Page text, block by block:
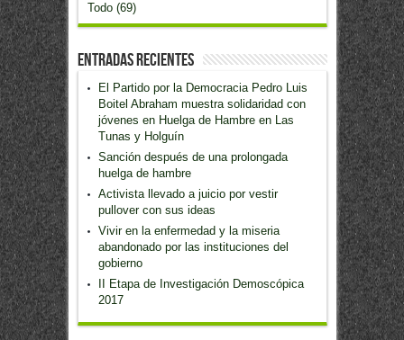
Todo (69)
Entradas recientes
El Partido por la Democracia Pedro Luis
Boitel Abraham muestra solidaridad con
jóvenes en Huelga de Hambre en Las
Tunas y Holguín
Sanción después de una prolongada
huelga de hambre
Activista llevado a juicio por vestir
pullover con sus ideas
Vivir en la enfermedad y la miseria
abandonado por las instituciones del
gobierno
II Etapa de Investigación Demoscópica
2017